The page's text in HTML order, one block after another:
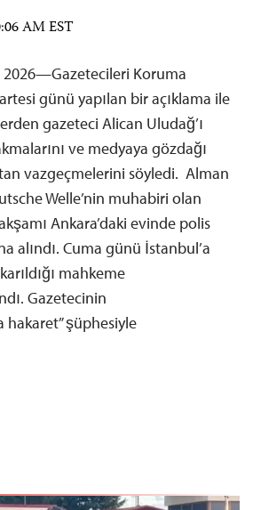
AM EST
Koruma
günü yapılan bir açıklama ile
gazeteci Alican Uludağ’ı
ve medyaya gözdağı
vazgeçmelerini söyledi. Alman
Welle’nin muhabiri olan
Ankara’daki evinde polis
alındı. Cuma günü İstanbul’a
mahkeme
Gazetecinin
hakaret” şüphesiyle